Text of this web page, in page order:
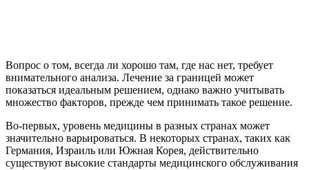
Вопрос о том, всегда ли хорошо там, где нас нет, требует
внимательного анализа. Лечение за границей может
показаться идеальным решением, однако важно учитывать
множество факторов, прежде чем принимать такое решение.
Во-первых, уровень медицины в разных странах может
значительно варьироваться. В некоторых странах, таких как
Германия, Израиль или Южная Корея, действительно
существуют высокие стандарты медицинского обслуживания